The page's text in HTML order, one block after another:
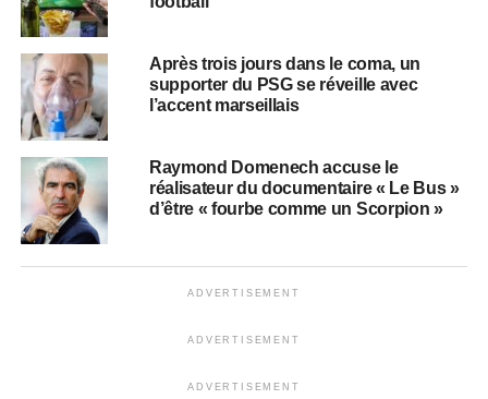
Après trois jours dans le coma, un
supporter du PSG se réveille avec
l’accent marseillais
Raymond Domenech accuse le
réalisateur du documentaire « Le Bus »
d’être « fourbe comme un Scorpion »
ADVERTISEMENT
ADVERTISEMENT
ADVERTISEMENT